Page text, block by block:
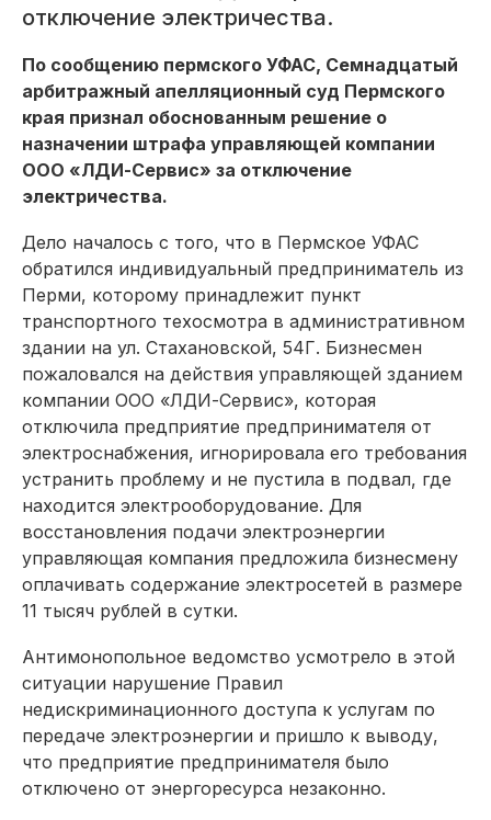
отключение электричества.
По сообщению пермского УФАС, Семнадцатый
арбитражный апелляционный суд Пермского
края признал обоснованным решение о
назначении штрафа управляющей компании
ООО «ЛДИ-Сервис» за отключение
электричества.
Дело началось с того, что в Пермское УФАС
обратился индивидуальный предприниматель из
Перми, которому принадлежит пункт
транспортного техосмотра в административном
здании на ул. Стахановской, 54Г. Бизнесмен
пожаловался на действия управляющей зданием
компании ООО «ЛДИ-Сервис», которая
отключила предприятие предпринимателя от
электроснабжения, игнорировала его требования
устранить проблему и не пустила в подвал, где
находится электрооборудование. Для
восстановления подачи электроэнергии
управляющая компания предложила бизнесмену
оплачивать содержание электросетей в размере
11 тысяч рублей в сутки.
Антимонопольное ведомство усмотрело в этой
ситуации нарушение Правил
недискриминационного доступа к услугам по
передаче электроэнергии и пришло к выводу,
что предприятие предпринимателя было
отключено от энергоресурса незаконно.